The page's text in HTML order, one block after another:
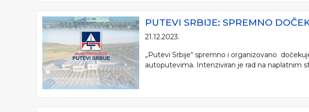
PUTEVI SRBIJE: SPREMNO
21.12.2023.
„Putevi Srbije“ spremno i organizovano
autoputevima. Intenziviran je rad na naplatnim